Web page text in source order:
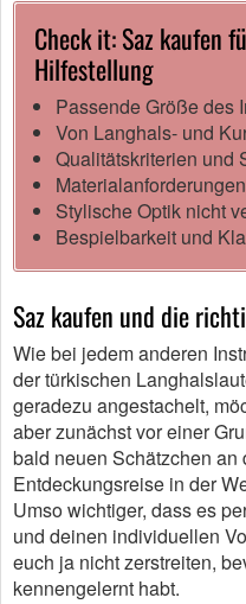
Check it: Saz kaufen
Hilfestellung
Passende Größe des
Von Langhals- und
Qualitätskriterien und
Stylische Optik nicht
Bespielbarkeit und
Saz kaufen und die
Wie bei jedem anderen
der türkischen
geradezu angestachelt,
aber zunächst vor einer
bald neuen Schätzchen
Entdeckungsreise in der
Umso wichtiger, dass es
und deinen individuellen
euch ja nicht zerstreiten,
kennengelernt habt.